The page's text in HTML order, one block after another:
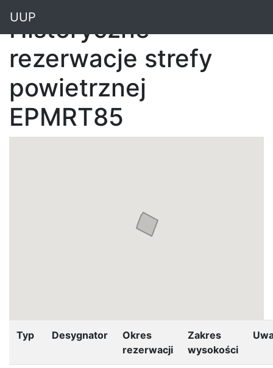
UUP
Historyczne
rezerwacje strefy
powietrznej
EPMRT85
Typ Desygnator
Okres
rezerwacji
Zakres
wysokości